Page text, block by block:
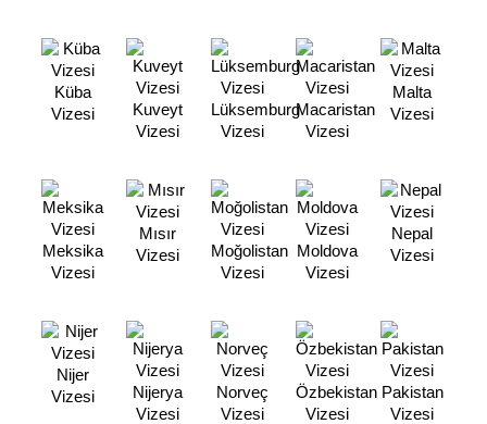
Küba
Vizesi
Kuveyt
Vizesi
Lüksemburg
Vizesi
Macaristan
Vizesi
Malta
Vizesi
Meksika
Vizesi
Mısır
Vizesi
Moğolistan
Vizesi
Moldova
Vizesi
Nepal
Vizesi
Nijer
Vizesi
Nijerya
Vizesi
Norveç
Vizesi
Özbekistan
Vizesi
Pakistan
Vizesi